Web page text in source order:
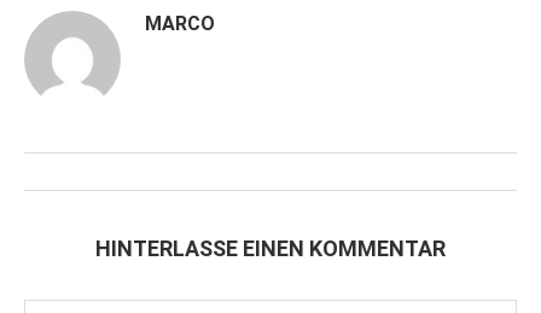
MARCO
HINTERLASSE EINEN KOMMENTAR